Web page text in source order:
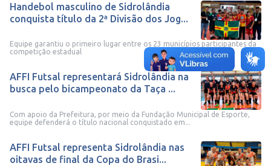
Handebol masculino de Sidrolândia
conquista título da 2ª Divisão dos Jog...
Equipe garantiu o primeiro lugar entre os 23 municípios participantes da
competição estadual
AFFI Futsal representará Sidrolândia na
busca pelo bicampeonato da Taça ...
Com apoio da Prefeitura, por meio da Fundação Municipal de Esporte,
equipe defenderá o título nacional conquistado em...
AFFI Futsal representa Sidrolândia nas
oitavas de final da Copa do Brasi...